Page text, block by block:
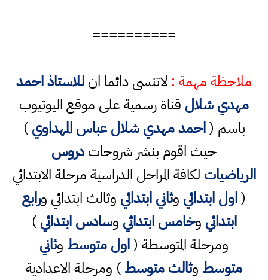
==========
ملاحظة مهمة : لاتنسى دائما انللاستاذ احمد
مهدي شلال قناة رسمية على موقع اليوتيوب
باسم (احمد مهدي شلال عباس المهداوي)
حيث اقوم بنشر شروحاتدروس
الرياضيات لكافة المراحل الدراسية مرحلة الابتدائي
(اول ابتدائي وثاني ابتدائي وثالث ابتدائي ورابع
ابتدائي وخامس ابتدائي وسادس ابتدائي)
ومرحلة المتوسطة (اول متوسط وثاني
متوسط وثالث متوسط) ومرحلة الاعدادية